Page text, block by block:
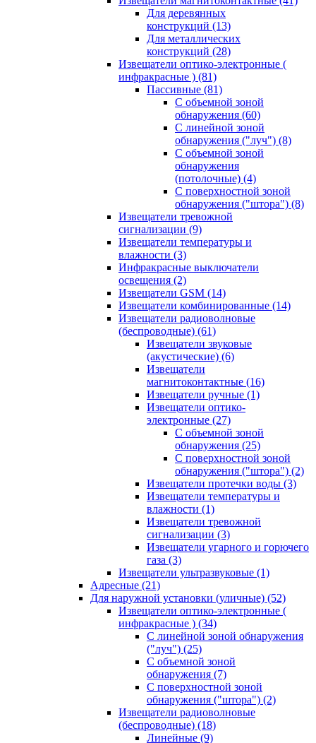
Для деревянных
конструкций (13)
Для металлических
конструкций (28)
Извещатели оптико-электронные (
инфракрасные ) (81)
Пассивные (81)
С объемной зоной
обнаружения (60)
С линейной зоной
обнаружения ("луч") (8)
С объемной зоной
обнаружения
(потолочные) (4)
С поверхностной зоной
обнаружения ("штора") (8)
Извещатели тревожной
сигнализации (9)
Извещатели температуры и
влажности (3)
Инфракрасные выключатели
освещения (2)
Извещатели GSM (14)
Извещатели комбинированные (14)
Извещатели радиоволновые
(беспроводные) (61)
Извещатели звуковые
(акустические) (6)
Извещатели
магнитоконтактные (16)
Извещатели ручные (1)
Извещатели оптико-
электронные (27)
С объемной зоной
обнаружения (25)
С поверхностной зоной
обнаружения ("штора") (2)
Извещатели протечки воды (3)
Извещатели температуры и
влажности (1)
Извещатели тревожной
сигнализации (3)
Извещатели угарного и горючего
газа (3)
Извещатели ультразвуковые (1)
Адресные (21)
Для наружной установки (уличные) (52)
Извещатели оптико-электронные (
инфракрасные ) (34)
С линейной зоной обнаружения
("луч") (25)
С объемной зоной
обнаружения (7)
С поверхностной зоной
обнаружения ("штора") (2)
Извещатели радиоволновые
(беспроводные) (18)
Линейные (9)